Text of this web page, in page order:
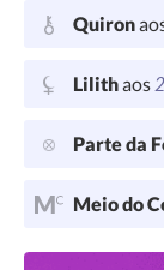
Quiron
Lilithaos
Parte da
Meio do